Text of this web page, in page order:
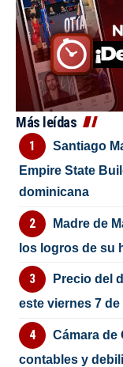
Más leídas
Santiago
Empire State
dominicana
Madre de
los logros de su
Precio del
este viernes 7
Cámara de
contables y